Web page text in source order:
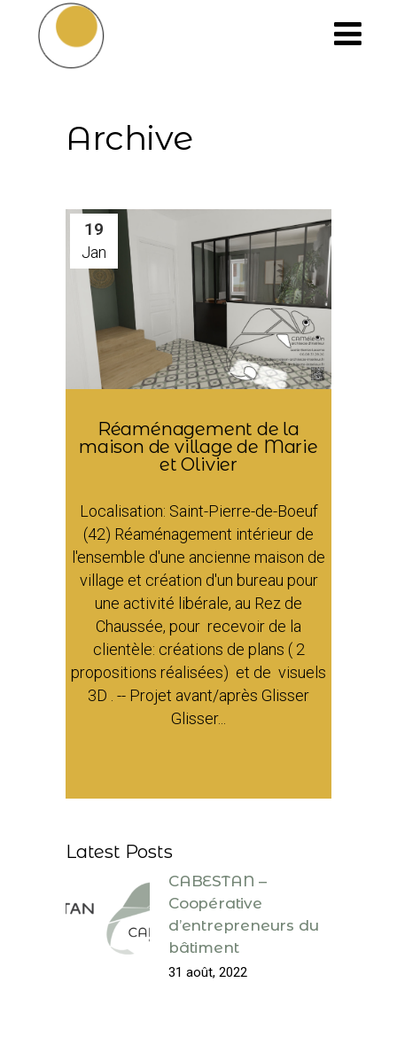
Archive
19
Jan
Réaménagement de la
maison de village de Marie
et Olivier
Localisation: Saint-Pierre-de-Boeuf
(42) Réaménagement intérieur de
l'ensemble d'une ancienne maison de
village et création d'un bureau pour
une activité libérale, au Rez de
Chaussée, pour recevoir de la
clientèle: créations de plans ( 2
propositions réalisées) et de visuels
3D . -- Projet avant/après Glisser
Glisser...
Latest Posts
CABESTAN –
Coopérative
d’entrepreneurs du
bâtiment
31 août, 2022